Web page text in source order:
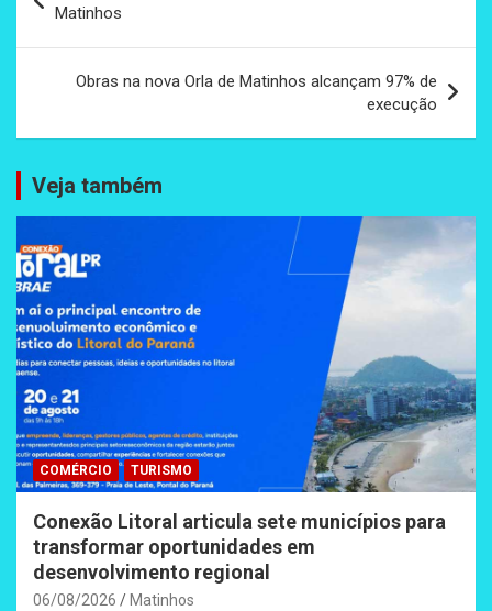
de
Post
Matinhos
Obras na nova Orla de Matinhos alcançam 97% de
execução
Veja também
COMÉRCIO TURISMO
Conexão Litoral articula sete municípios para
transformar oportunidades em
desenvolvimento regional
06/08/2026 Matinhos